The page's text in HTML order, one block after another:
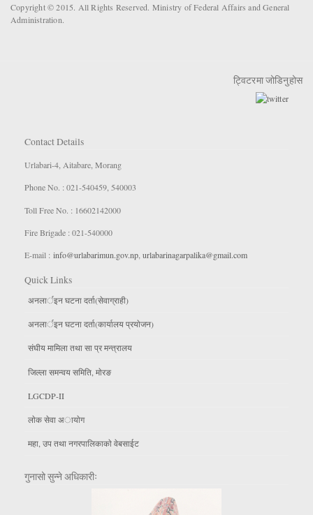
Copyright © 2015. All Rights Reserved. Ministry of Federal Affairs and General
Administration.
ट्विटरमा जोडिनुहोस
Contact Details
Urlabari-4, Aitabare, Morang
Phone No. : 021-540459, 540003
Toll Free No. : 16602142000
Fire Brigade : 021-540000
E-mail : info@urlabarimun.gov.np,urlabarinagarpalika@gmail.com
Quick Links
अनलार्इन घटना दर्ता(सेवाग्राही)
अनलार्इन घटना दर्ता(कार्यालय प्रयाेजन)
संघीय मामिला तथा सा प्र मन्त्रालय
जिल्ला समन्वय समिति, माेरङ
LGCDP-II
लाेक सेवा अायाेग
महा, उप तथा नगरपालिकाकाे वेबसाईट
गुनासो सुन्ने अधिकारीः